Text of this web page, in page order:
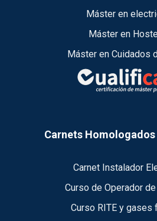
Máster en
Máster en
Máster en Cuidados
Carnets
Carnet Instalador
Curso de Operador de
Curso RITE y gases